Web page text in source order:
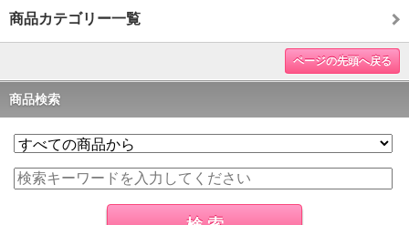
商品カテゴリー一覧
ページの先頭へ戻る
商品検索